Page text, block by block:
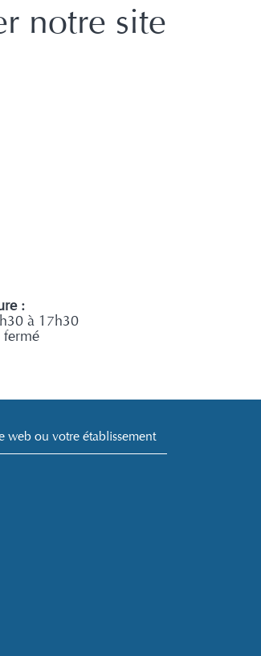
notre site
:
à 17h30
fermé
web ou votre établissement